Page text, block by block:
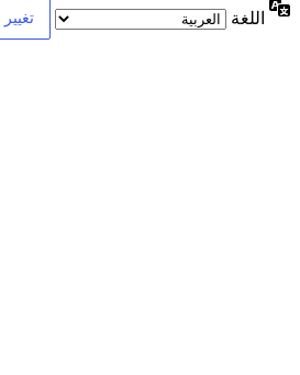
اللغة